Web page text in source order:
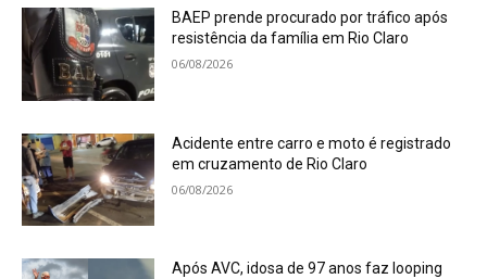
BAEP prende procurado por tráfico após
resistência da família em Rio Claro
06/08/2026
Acidente entre carro e moto é registrado
em cruzamento de Rio Claro
06/08/2026
Após AVC, idosa de 97 anos faz looping